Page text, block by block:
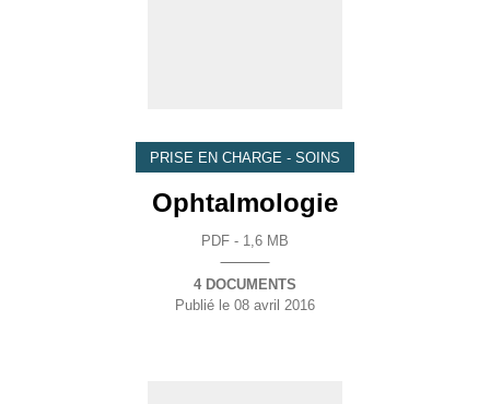
PRISE EN CHARGE - SOINS
Ophtalmologie
PDF - 1,6 MB
4 DOCUMENTS
Publié le 08 avril 2016